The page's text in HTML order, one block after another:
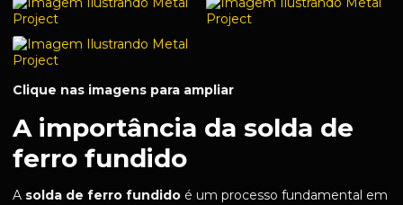
Clique nas imagens para ampliar
A importância da solda de
ferro fundido
A solda de ferro fundido é um processo fundamental em